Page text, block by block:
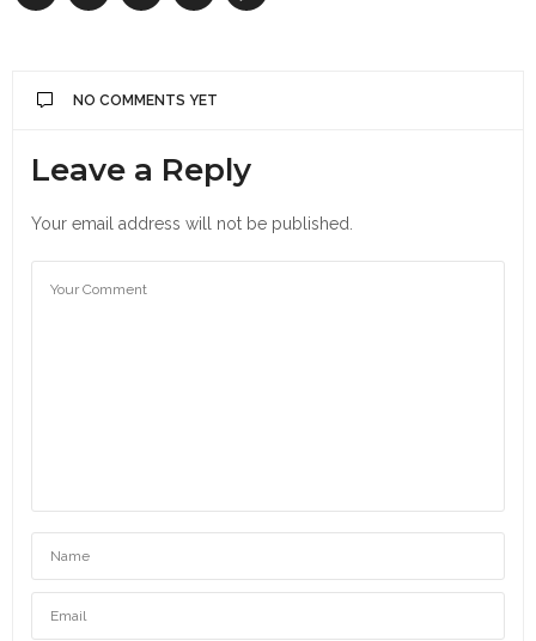
NO COMMENTS YET
Leave a Reply
Your email address will not be published.